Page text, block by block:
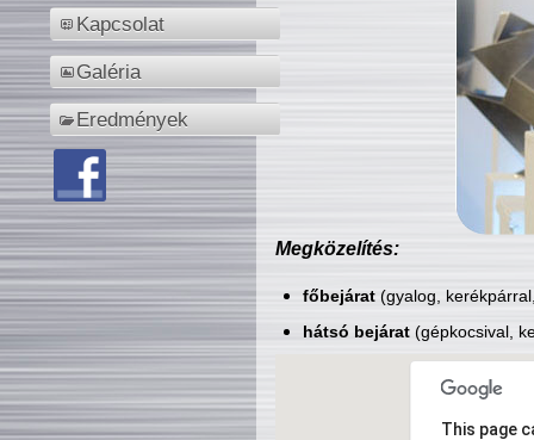
Kapcsolat
Galéria
Eredmények
Megközelítés:
főbejárat(gyalog,
hátsó bejárat(gépkocsival,
This page